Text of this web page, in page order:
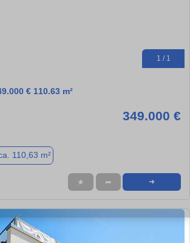
1 / 1
€ 110.63 m²
349.000 €
110,63 m²
★ ➦ ➜